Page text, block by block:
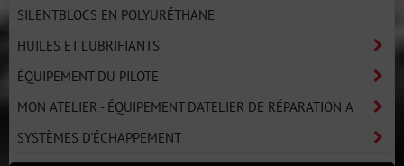
SILENTBLOCS EN POLYURÉTHANE
HUILES ET LUBRIFIANTS
ÉQUIPEMENT DU PILOTE
MON ATELIER - ÉQUIPEMENT D'ATELIER DE RÉPARATION A
SYSTÈMES D'ÉCHAPPEMENT